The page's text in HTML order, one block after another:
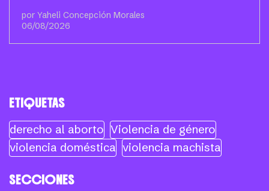
por Yaheli Concepción Morales
06/08/2026
ETIQUETAS
derecho al aborto Violencia de género
violencia doméstica violencia machista
SECCIONES